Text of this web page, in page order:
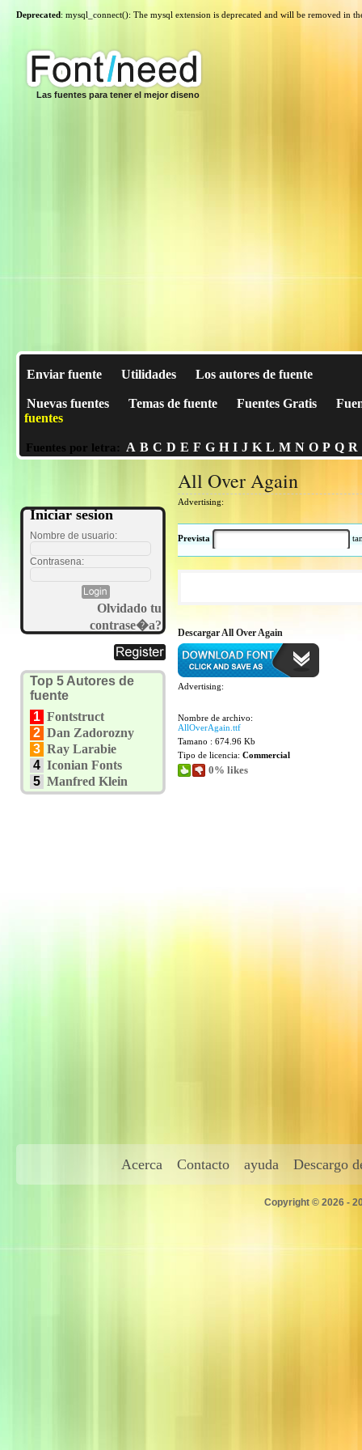
Deprecated: mysql_connect(): The mysql extension is deprecated and will be removed in
Las fuentes para tener el mejor diseno
Enviar fuente Utilidades Los autores de fuente
Nuevas fuentes Temas de fuente Fuentes Gratis
fuentes
Fuentes por letra: A B C D E F G H I J K L M N O P Q R
Iniciar sesion
Nombre de usuario:
Contrasena:
Olvidado tu
contrase�a?
Top 5 Autores de
fuente
1 Fontstruct
2 Dan Zadorozny
3 Ray Larabie
4 Iconian Fonts
5 Manfred Klein
All Over Again
Advertising:
Prevista
Descargar All Over Again
Advertising:
Nombre de archivo:
AllOverAgain.ttf
Tamano : 674.96 Kb
Tipo de licencia: Commercial
0% likes
Acerca Contacto ayuda Descargo
Copyright © 2026 -